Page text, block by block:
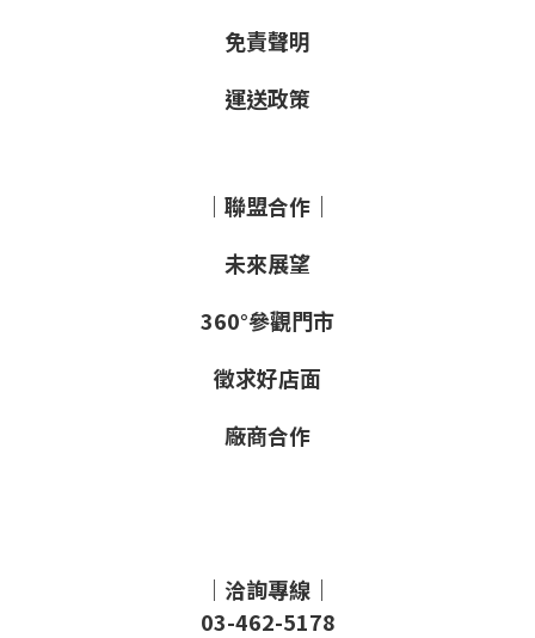
免責聲明
運送政策
｜聯盟合作｜
未來展望
360°參觀門市
徵求好店面
廠商合作
｜洽詢專線｜
03-462-5178